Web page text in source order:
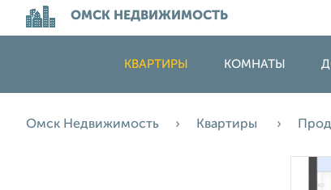
ОМСК НЕДВИЖИМОСТЬ
КВАРТИРЫ КОМНАТЫ
Омск Недвижимость Квартиры